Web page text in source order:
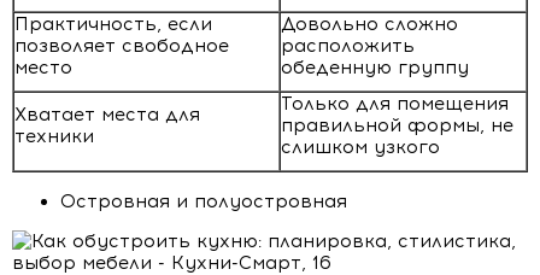
Практичность, если
позволяет свободное
место
Довольно сложно
расположить
обеденную группу
Хватает места для
техники
Только для помещения
правильной формы, не
слишком узкого
Островная и полуостровная